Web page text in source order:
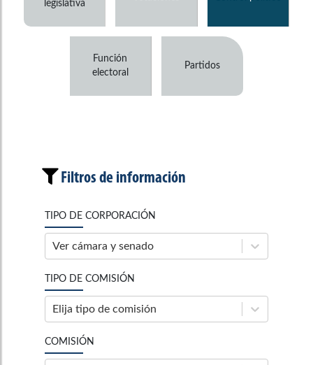
legislativa
Función
electoral
Partidos
Filtros de información
TIPO DE CORPORACIÓN
Ver cámara y senado
TIPO DE COMISIÓN
Elija tipo de comisión
COMISIÓN